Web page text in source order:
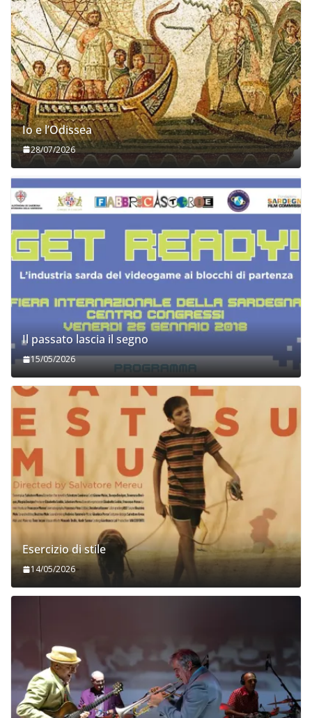
Io e l’Odissea
28/07/2026
Il passato lascia il segno
15/05/2026
Esercizio di stile
14/05/2026